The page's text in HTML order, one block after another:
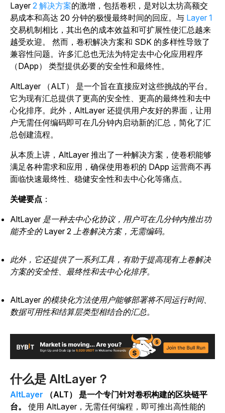
Layer2 解决方案的激增，包括卷积，是对以太坊高额交
易成本和高达 20 分钟的极慢最终时间的回应。与 Layer 1
交易机制相比，其出色的成本效益和可扩展性使汇总越来
越受欢迎。
然而，卷积解决方案和 SDK 的多样性导致了
兼容性问题。许多汇总也无法为特定去中心化应用程序
（DApp） 类型提供必要的安全性和最终性。
AltLayer （ALT） 是一个旨在直接应对这些挑战的平台。
它为现有汇总提供了更高的安全性、更高的最终性和去中
心化排序。此外，AltLayer 还提供用户友好的界面，让用
户无需任何编码即可在几分钟内启动新的汇总，简化了汇
总创建流程。
从本质上讲，AltLayer 推出了一种解决方案，使卷积能够
满足各种需求和应用，确保使用卷积的 DApp 运营商不再
面临快速最终性、稳健安全性和去中心化等痛点。
关键要点 ：
AltLayer 是一种去中心化协议，用户可在几分钟内推出功
能齐全的 Layer 2 上卷解决方案，无需编码。
此外，它还提供了一系列工具，有助于提高现有上卷解决
方案的安全性、最终性和去中心化排序。
AltLayer 的模块化方法使用户能够部署将不同运行时间、
数据可用性和结算层类型相结合的汇总。
什么是 AltLayer？
AltLayer
（ALT） 是一个专门针对卷积构建的区块链平
台。 使用 AltLayer，无需任何编程，即可推出高性能的